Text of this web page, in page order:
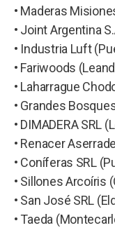
• Maderas
• Joint Argentina
• Industria Luft
• Fariwoods
• Laharrague
• Grandes
• DIMADERA SRL
• Renacer
• Coníferas SRL
• Sillones Arcoíris
• San José SRL
• Taeda